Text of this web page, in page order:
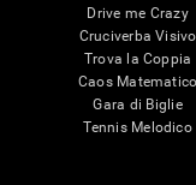
Drive me Crazy
Cruciverba Visivo
Trova la Coppia
Caos Matematico
Gara di Biglie
Tennis Melodico